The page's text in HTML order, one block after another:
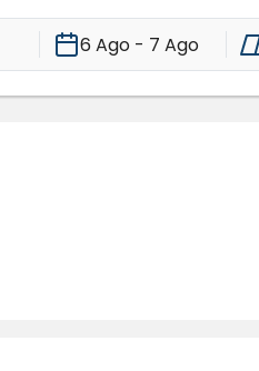
6 Ago - 7 Ago